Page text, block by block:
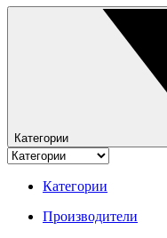
Категории
Категории
Производители